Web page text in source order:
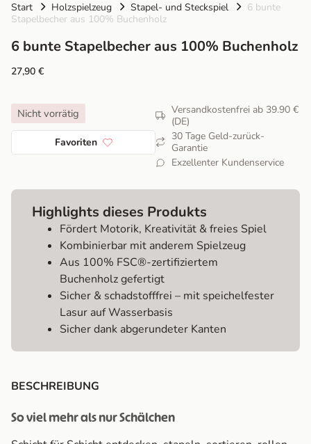
Start Holzspielzeug Stapel- und Steckspiel
6 bunte
Stapelbecher aus 100% Buchenholz
6 bunte Stapelbecher aus 100% Buchenholz
27,90 €
Nicht vorrätig
Favoriten
Versandkostenfrei ab 39.90 €
(DE)
30 Tage Geld-zurück-
Garantie
Exzellenter Kundenservice
Highlights dieses Produkts
Fördert Motorik, Kreativität & freies Spiel
Kombinierbar mit anderem Spielzeug
Aus 100% FSC®-zertifiziertem
Buchenholz gefertigt
Sicher & schadstofffrei – mit speichelfester
Lasur auf Wasserbasis
Sicher dank abgerundeter Kanten
BESCHREIBUNG
So viel mehr als nur Schälchen